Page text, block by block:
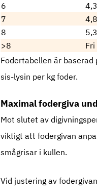
6
4,3
7
4,8
8
5,3
>8
Fodertabellen är baserad
sis-lysin per kg foder.
Maximal fodergiva
Mot slutet av
viktigt att fodergivan
smågrisar i kullen.
Vid justering av